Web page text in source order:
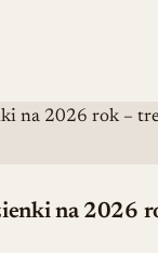
na 2026
na 2026 rok –